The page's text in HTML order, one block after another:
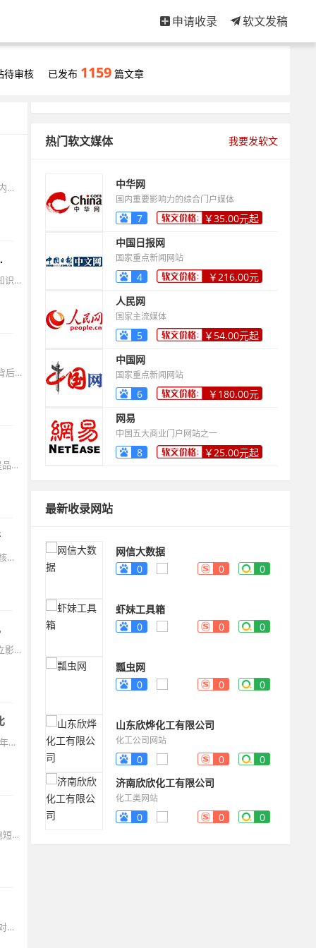
申请收录 软文发稿
待审核 已发布 1159 篇文章
自媒体创作者最常面临的灵魂拷问：头条号与百家号，究竟谁更能让我的内容变现？同一篇文章在两个平台发布，收益差异可能达到200%以上。本文将用最新数据和实战策略，为你揭示平台选择的黄金法则。
在抖音上，一条200万点赞的宠物视频带来4300元收益，而同样点赞量的知识付费视频却创造了23万元收入——超过50倍的收益差距，揭示了2025年自媒体行业的残酷真相：遍地黄金的时代已经结束，但专业玩家的春天才刚刚来临。究竟这个行业是否还有前景？那些月入十万的传说真实吗？
差距超乎想象
在2025年的小红书生态中，7天突破1000粉丝的案例已非个例。这些成功背后，是平台算法机制与运营策略的深度契合。本文将拆解小红书冷启动的黄金法则，从账号定位到内容裂变，手把手带您打通涨粉路径。
在流量碎片化的2025年，小红书凭借“真实分享+精准种草”的生态，依然是品牌触达高净值用户的核心阵地。爆款与涨粉的本质，不是追逐算法而是理解人性——当内容回归真实需求，流量自会追随。
自媒体是指个人或组织通过互联网平台自主发布原创内容的传播方式，其核心在于“自主媒体”属性。短视频属于自媒体范畴，是自媒体表达形式的一种。
自媒体是个人或小团队通过内容创作（图文/视频/直播）在互联网平台建立影响力并实现商业价值的模式。自媒体主流变现模式有：1. 平台流量分成；2. 电商带货变现；3. 广告合作；4. 知识付费；5. 私域变现；6. 代运营服务。
移动互联网生态持续演进，自媒体平台已成为内容创业的核心战场。2025年的竞争格局呈现“短视频领跑、垂类平台崛起、AI工具深度赋能”三大趋势。本文将基于平台流量规模、推广成本、变现效果及适用领域四大维度，深度解析十大核心平台，为创作者提供精准入驻指南。
2025年的自媒体江湖已形成“3+5”生态格局：抖音、快手、视频号持续领跑短视频赛道，小红书、B站、知乎、头条号、百家号构筑图文内容护城河。随着平台政策的不断调整和用户习惯的变迁，各平台的流量分配和变现能力也发生了显著变化。
在全民皆可创作的时代，各大自媒体平台已成为数字淘金的主战场。但面对眼花缭乱的选择，创作者们最迫切的问题是：哪里流量最大？何处变现最强？ 随着算法更迭与用户习惯变迁，2025年的自媒体版图已呈现全新格局。
热门软文媒体 我要发软文
中华网
国内重要影响力的综合门户媒体
7
￥35.00元起
中国日报网
国家重点新闻网站
4
￥216.00元
人民网
国家主流媒体
5
￥54.00元起
中国网
国家重点新闻网站
6
￥180.00元
网易
中国五大商业门户网站之一
8 ￥25.00元起
最新收录网站
网信大数据
0
0 0
虾妹工具箱
0
0 0
瓢虫网
0
0 0
山东欣烨化工有限公司
化工公司网站
0 0
0
济南欣欣化工有限公司
化工类网站
0 0 0